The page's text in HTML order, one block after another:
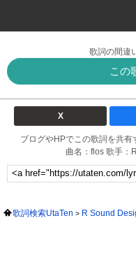
歌詞の間違
この
X
ブログやHPでこの歌詞を共
曲名：flos 歌手：
歌詞検索UtaTen R Sound